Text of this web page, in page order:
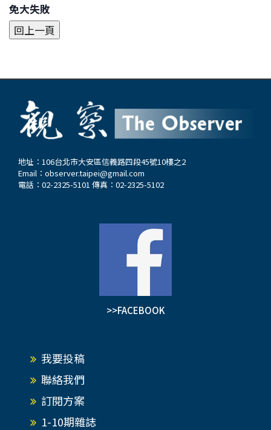
免大失敗
地址：106台北市大安區信義路四段45號10樓之2
Email： observer.taipei@gmail.com
電話：02-2325-5101 傳真：02-2325-5102
>>FACEBOOK
我要投稿
聯絡我們
訂閱方案
1-10期雜誌